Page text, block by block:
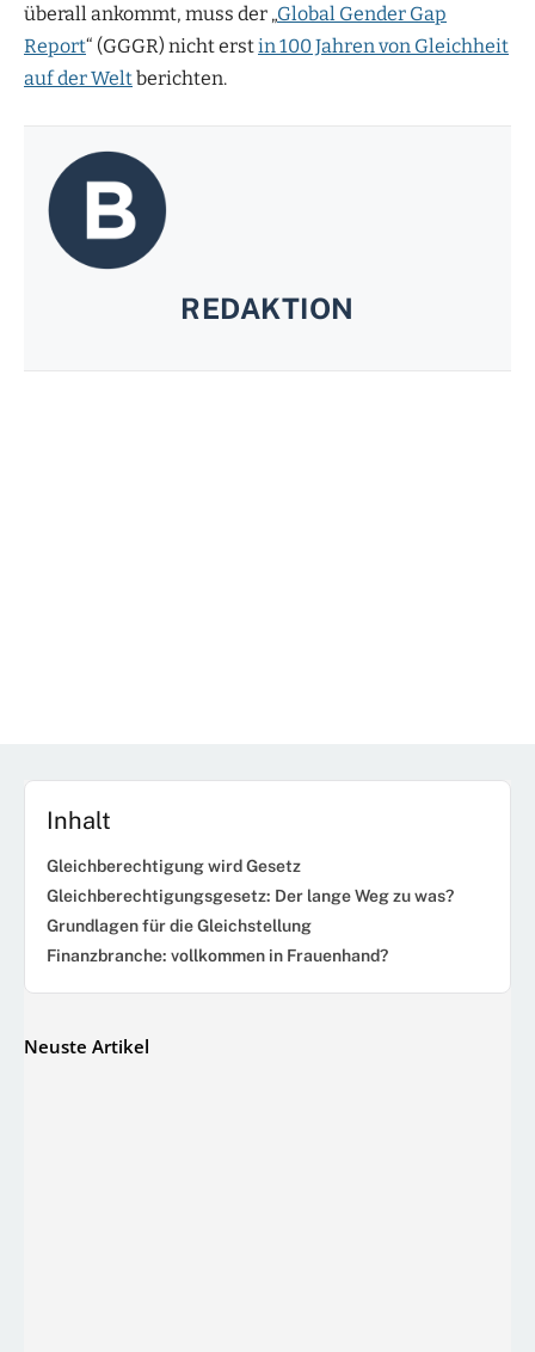
überall ankommt, muss der „Global Gender Gap
Report“ (GGGR) nicht erstin 100 Jahren von Gleichheit
auf der Weltberichten.
REDAKTION
Inhalt
Gleichberechtigung wird Gesetz
Gleichberechtigungsgesetz: Der lange Weg zu was?
Grundlagen für die Gleichstellung
Finanzbranche: vollkommen in Frauenhand?
Neuste Artikel